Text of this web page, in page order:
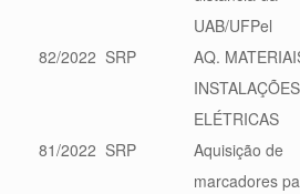
UAB/UFPel
82/2022 SRP
AQ.
INSTALAÇÕES
ELÉTRICAS
81/2022 SRP
Aquisição de
marcadores